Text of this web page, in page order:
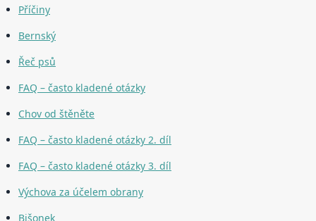
Příčiny
Bernský
Řeč psů
FAQ – často kladené otázky
Chov od štěněte
FAQ – často kladené otázky 2. díl
FAQ – často kladené otázky 3. díl
Výchova za účelem obrany
Bišonek